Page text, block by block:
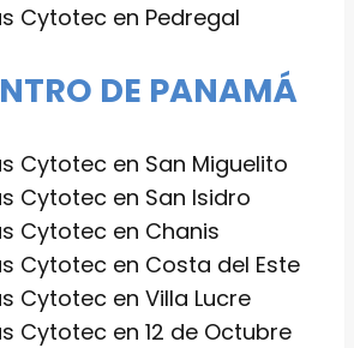
Cytotec en Pedregal
DE PANAMÁ
Cytotec en San Miguelito
Cytotec en San Isidro
Cytotec en Chanis
Cytotec en Costa del Este
Cytotec en Villa Lucre
Cytotec en 12 de Octubre